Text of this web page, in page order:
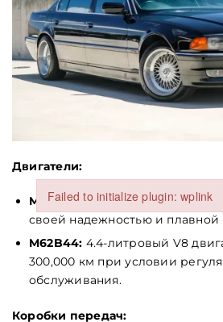
Двигатели:
M60B30: 3.0-литровый V8
своей надежностью и плавной
M62B44: 4.4-литровый V8
300,000 км при условии
обслуживания.
Коробки передач:
Заголовок
Failed to initialize plugin: wplink
Failed to initialize plugin: wplink